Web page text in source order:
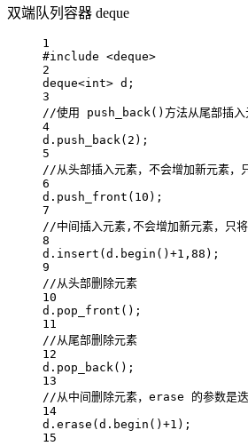
双端队列容器 deque
1
#include <deque>
2
deque<int> d;
3
//使用 push_back()方法从尾部插入
4
d. push_back( 2 );
5
//从头部插入元素，不会增加新元素，
6
d. push_front ( 10 );
7
//中间插入元素,不会增加新元素，只
8
d. insert (d. begin () +1 , 88 );
9
//从头部删除元素
10
d. pop_front ();
11
//从尾部删除元素
12
d. pop_back();
13
//从中间删除元素，erase 的参数是迭
14
d. erase (d. begin () +1 );
15